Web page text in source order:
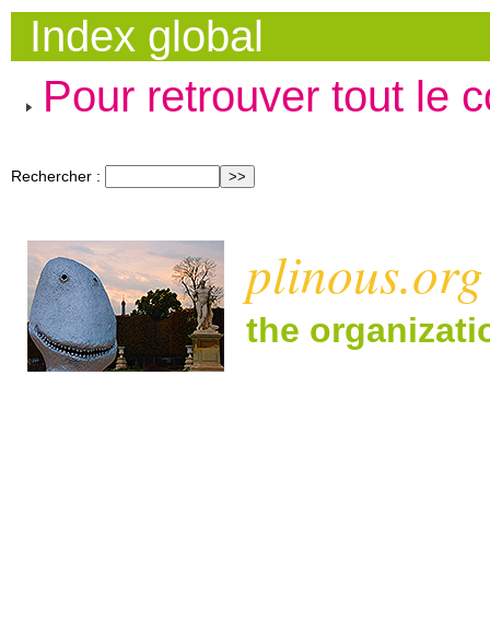
Index global
Pour retrouver tout le
Rechercher :
plinous.org
the